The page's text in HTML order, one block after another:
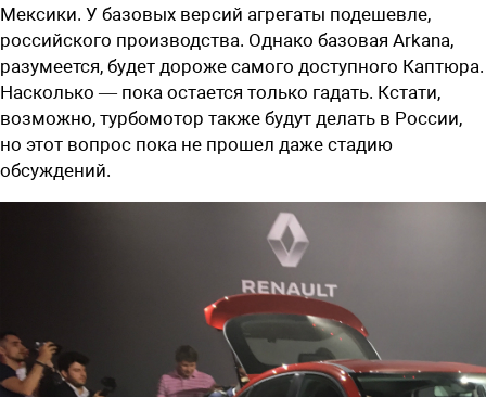
Мексики. У базовых версий агрегаты подешевле,
российского производства. Однако базовая Arkana,
разумеется, будет дороже самого доступного Каптюра.
Насколько — пока остается только гадать. Кстати,
возможно, турбомотор также будут делать в России,
но этот вопрос пока не прошел даже стадию
обсуждений.